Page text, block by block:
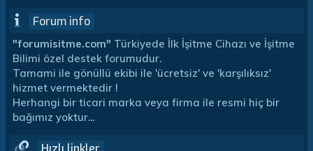
Forum info
"forumisitme.com" Türkiyede İlk İşitme Cihazı ve İşitme
Bilimi özel destek forumudur.
Tamami ile gönüllü ekibi ile 'ücretsiz' ve 'karşılıksız'
hizmet vermektedir !
Herhangi bir ticari marka veya firma ile resmi hiç bir
bağımız yoktur...